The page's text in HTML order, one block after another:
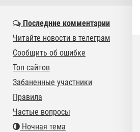
Последние комментарии
Читайте новости в телеграм
Сообщить об ошибке
Топ сайтов
Забаненные участники
Правила
Частые вопросы
Ночная тема